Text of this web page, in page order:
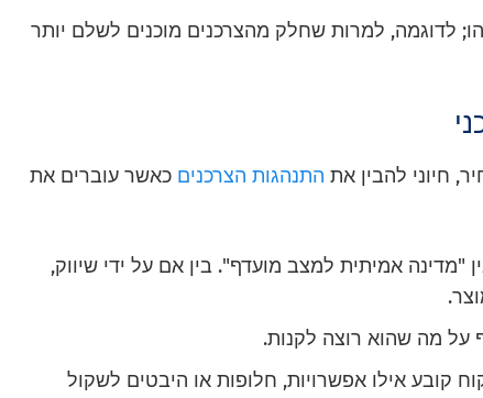
לדוגמה, למרות שחלק מהצרכנים מוכנים לשלם יותר
חיוני להבין את התנהגות הצרכנים כאשר עוברים את
"מדינה אמיתית למצב מועדף". בין אם על ידי שיווק,
על מה שהוא רוצה לקנות.
קובע אילו אפשרויות, חלופות או היבטים לשקול